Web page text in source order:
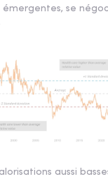
se
aussi